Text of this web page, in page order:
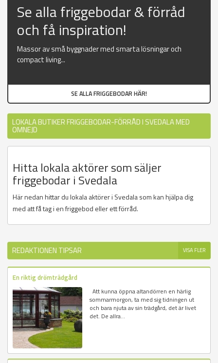
Se alla friggebodar & förråd
och få inspiration!
Massor av små byggnader med smarta lösningar och
compact living...
SE ALLA FRIGGEBODAR HÄR!
LOKALA BUTIKER FRIGGEBODAR-FÖRRÅD I SVEDALA MED
OMNEJD
Hitta lokala aktörer som säljer
friggebodar i Svedala
Här nedan hittar du lokala aktörer i Svedala som kan hjälpa dig
med att få tag i en friggebod eller ett förråd.
REDAKTIONEN TIPSAR VISA FLER
En riktig drömträdgård
Att kunna öppna altandörren en härlig
sommarmorgon, ta med sig tidningen ut
och bara njuta av sin trädgård, det är livet
det. De allra...